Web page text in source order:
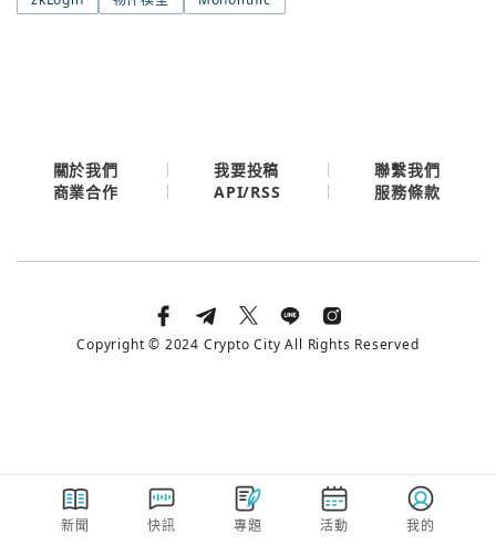
新聞 快訊 專題 活動 我的
關於我們 我要投稿
聯繫我們
商業合作
API/RSS 服務條款
Copyright © 2024 Crypto City All Rights Reserved